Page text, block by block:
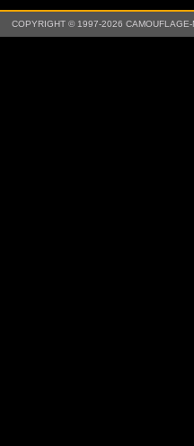
COPYRIGHT © 1997-2026 CAMOUFLAGE-